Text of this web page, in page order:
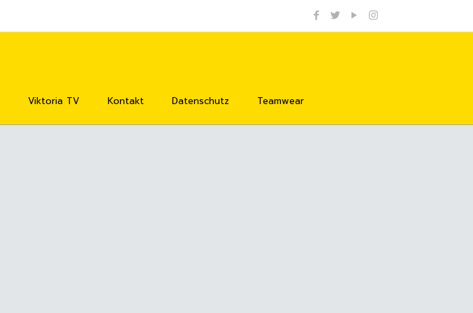
Viktoria TV Kontakt Datenschutz Teamwear